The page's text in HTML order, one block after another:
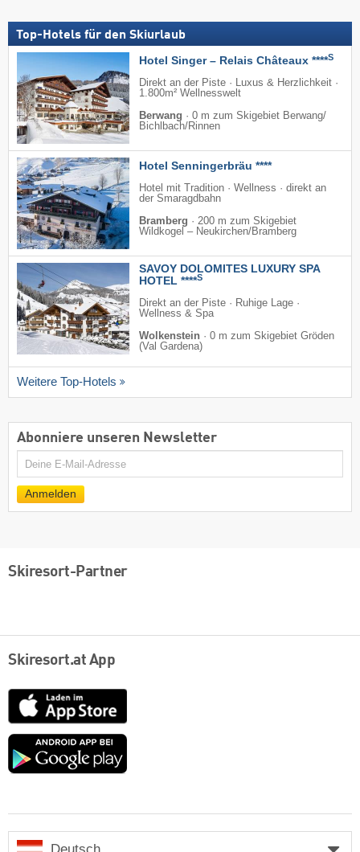
Top-Hotels für den Skiurlaub
Hotel Singer – Relais Châteaux ****S
Direkt an der Piste · Luxus & Herzlichkeit ·
1.800m² Wellnesswelt
Berwang · 0 m zum Skigebiet Berwang/​
Bichlbach/​Rinnen
Hotel Senningerbräu ****
Hotel mit Tradition · Wellness · direkt an
der Smaragdbahn
Bramberg · 200 m zum Skigebiet
Wildkogel – Neukirchen/​Bramberg
SAVOY DOLOMITES LUXURY SPA
HOTEL ****S
Direkt an der Piste · Ruhige Lage ·
Wellness & Spa
Wolkenstein · 0 m zum Skigebiet Gröden
(Val Gardena)
Weitere Top-Hotels
Abonniere unseren Newsletter
E-
Anmelden
Skiresort-Partner
Skiresort.at App
App
Store
Google